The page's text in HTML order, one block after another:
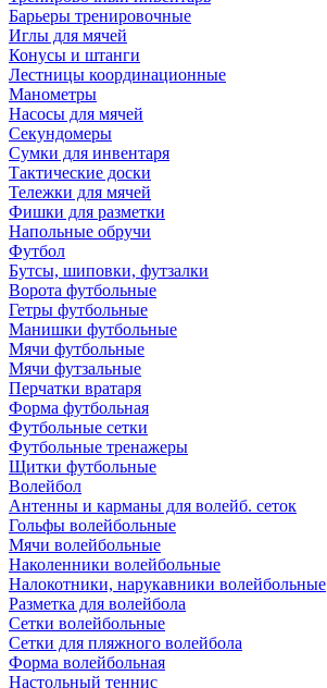
Барьеры тренировочные
Иглы для мячей
Конусы и штанги
Лестницы координационные
Манометры
Насосы для мячей
Секундомеры
Сумки для инвентаря
Тактические доски
Тележки для мячей
Фишки для разметки
Напольные обручи
Футбол
Бутсы, шиповки, футзалки
Ворота футбольные
Гетры футбольные
Манишки футбольные
Мячи футбольные
Мячи футзальные
Перчатки вратаря
Форма футбольная
Футбольные сетки
Футбольные тренажеры
Щитки футбольные
Волейбол
Антенны и карманы для волейб. сеток
Гольфы волейбольные
Мячи волейбольные
Наколенники волейбольные
Налокотники, нарукавники волейбольные
Разметка для волейбола
Сетки волейбольные
Сетки для пляжного волейбола
Форма волейбольная
Настольный теннис